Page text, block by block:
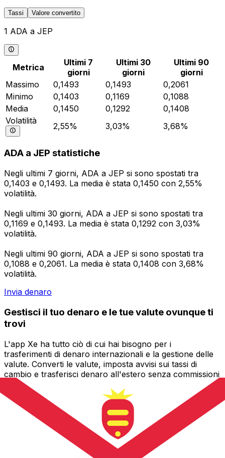
Tassi Valore convertito
1 ADA a JEP
Metrica
Ultimi 7
giorni
Ultimi 30
giorni
Ultimi 90
giorni
Massimo
0,1493 0,1493
0,2061
Minimo
0,1403 0,1169
0,1088
Media
0,1450 0,1292
0,1408
Volatilità
2,55% 3,03% 3,68%
ADA a JEP statistiche
Negli ultimi 7 giorni, ADA a JEP si sono spostati tra
0,1403 e 0,1493. La media è stata 0,1450 con 2,55%
volatilità.
Negli ultimi 30 giorni, ADA a JEP si sono spostati tra
0,1169 e 0,1493. La media è stata 0,1292 con 3,03%
volatilità.
Negli ultimi 90 giorni, ADA a JEP si sono spostati tra
0,1088 e 0,2061. La media è stata 0,1408 con 3,68%
volatilità.
Invia denaro
Gestisci il tuo denaro e le tue valute ovunque ti
trovi
L'app Xe ha tutto ciò di cui hai bisogno per i
trasferimenti di denaro internazionali e la gestione delle
valute. Converti le valute, imposta avvisi sui tassi di
cambio e trasferisci denaro all'estero senza commissioni
nascoste. Scaricala oggi stesso!